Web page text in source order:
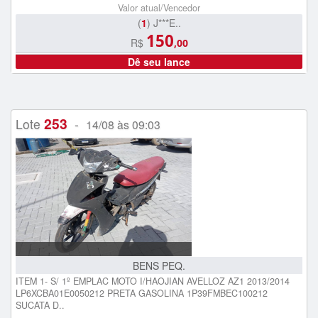
Valor atual/Vencedor
(1) J***E..
R$ 150,00
Dê seu lance
Lote 253 - 14/08 às 09:03
BENS PEQ.
ITEM 1- S/ 1º EMPLAC MOTO I/HAOJIAN AVELLOZ AZ1 2013/2014
LP6XCBA01E0050212 PRETA GASOLINA 1P39FMBEC100212
SUCATA D..